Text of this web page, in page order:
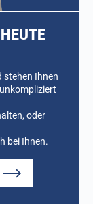
stehen Ihnen
oder
bei Ihnen.